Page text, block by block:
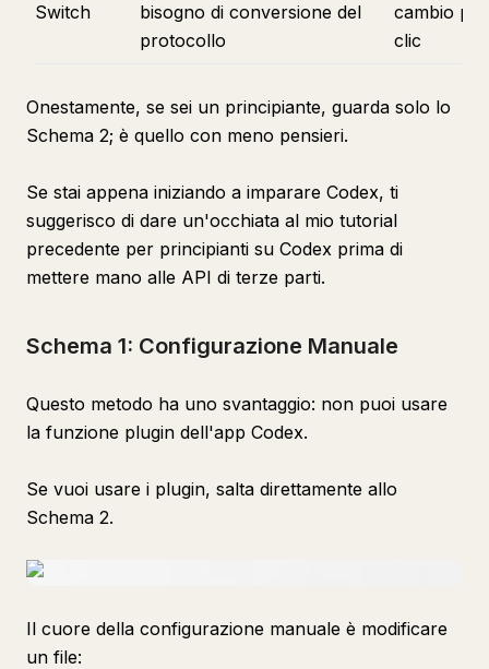
Switch
bisogno di conversione del
protocollo
cambio
clic
Onestamente, se sei un principiante, guarda solo lo
Schema 2; è quello con meno pensieri.
Se stai appena iniziando a imparare Codex, ti
suggerisco di dare un'occhiata al mio tutorial
precedente per principianti su Codex prima di
mettere mano alle API di terze parti.
Schema 1: Configurazione Manuale
Questo metodo ha uno svantaggio: non puoi usare
la funzione plugin dell'app Codex.
Se vuoi usare i plugin, salta direttamente allo
Schema 2.
Il cuore della configurazione manuale è modificare
un file: